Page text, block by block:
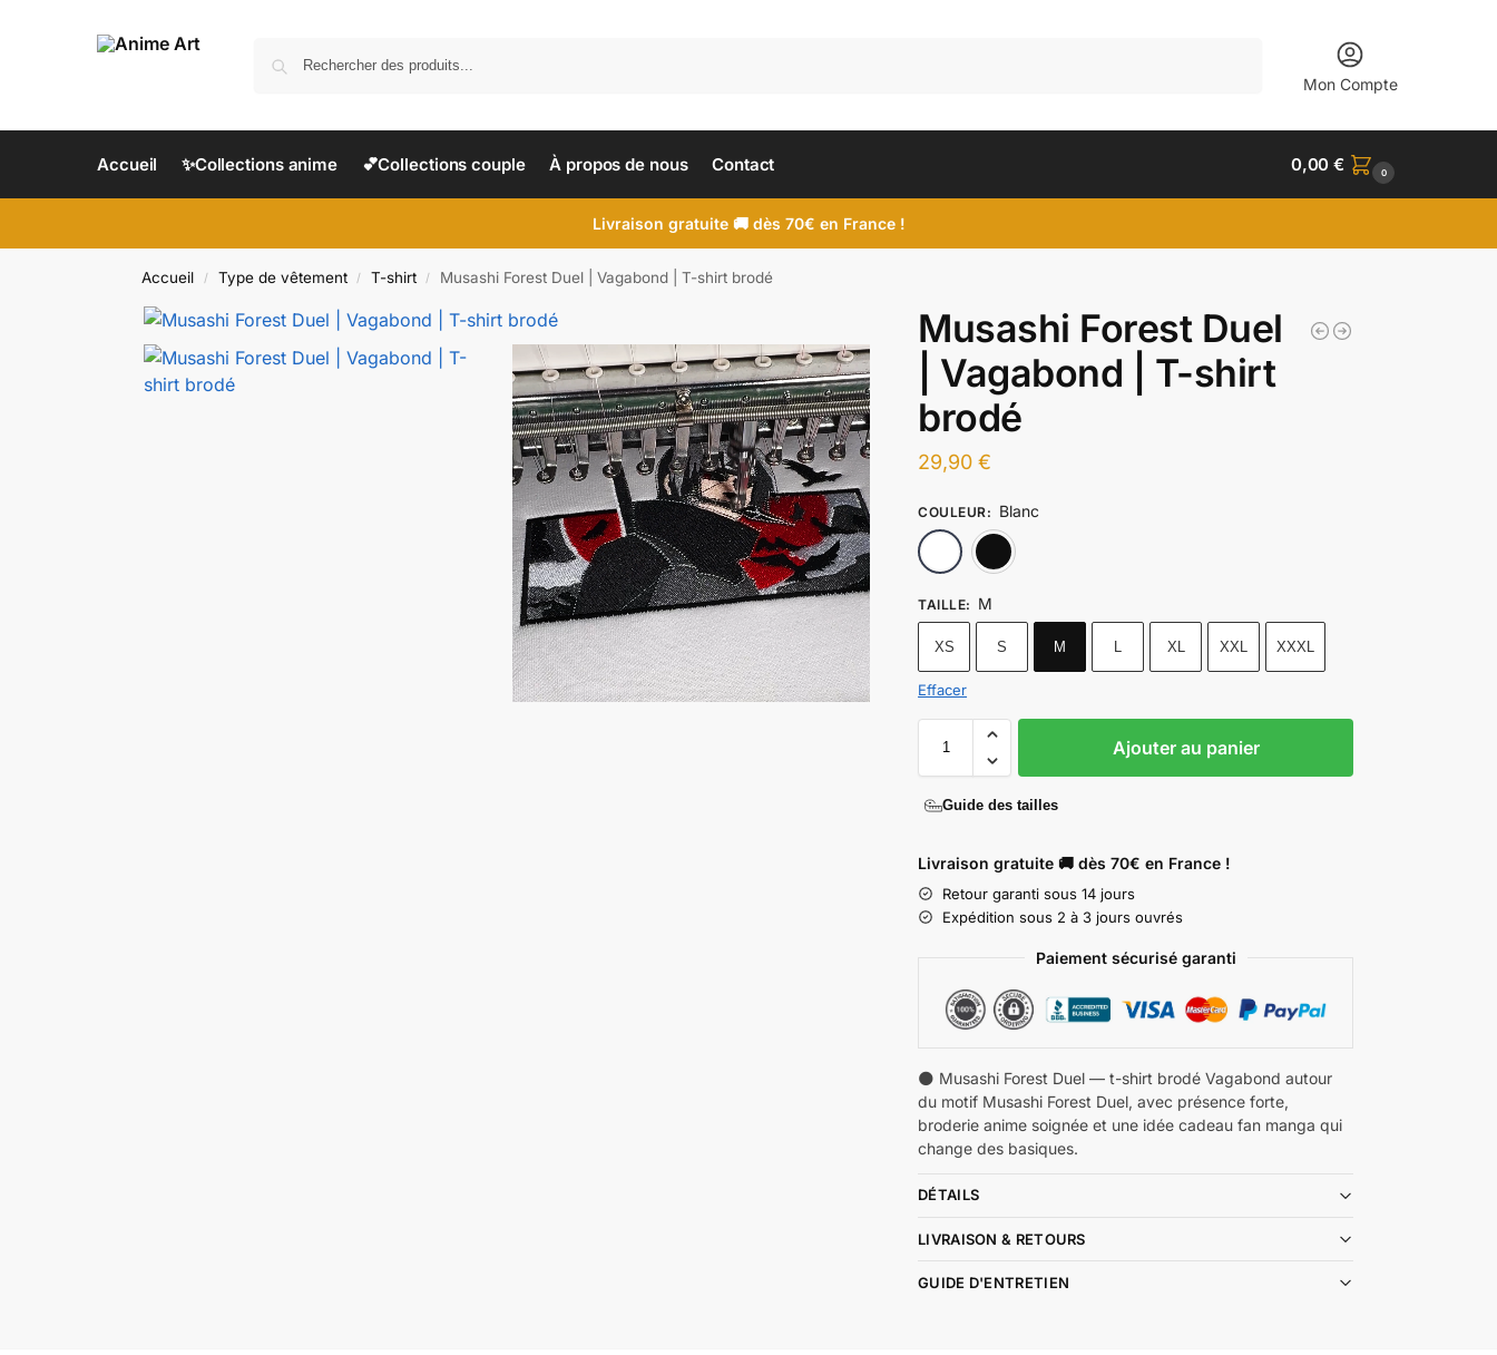
Mon Compte
Accueil ✨Collections anime 💕Collections couple À propos de nous Contact 0,00€ 0
Livraison gratuite 🚚 dès 70€ en France !
Accueil / Type de vêtement / T-shirt / Musashi Forest Duel | Vagabond | T-shirt brodé
Musashi Forest Duel
| Vagabond | T-shirt
brodé
29,90€
COULEUR: Blanc
TAILLE: M
XS S M L XL XXL XXXL
Effacer
Ajouter au panier
Guide des tailles
Livraison gratuite 🚚 dès 70€ en France !
Retour garanti sous 14 jours
Expédition sous 2 à 3 jours ouvrés
Paiement sécurisé garanti
🌑 Musashi Forest Duel — t-shirt brodé Vagabond autour
du motif Musashi Forest Duel, avec présence forte,
broderie anime soignée et une idée cadeau fan manga qui
change des basiques.
DÉTAILS
LIVRAISON & RETOURS
GUIDE D'ENTRETIEN